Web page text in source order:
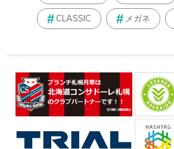
CLASSIC メガネ